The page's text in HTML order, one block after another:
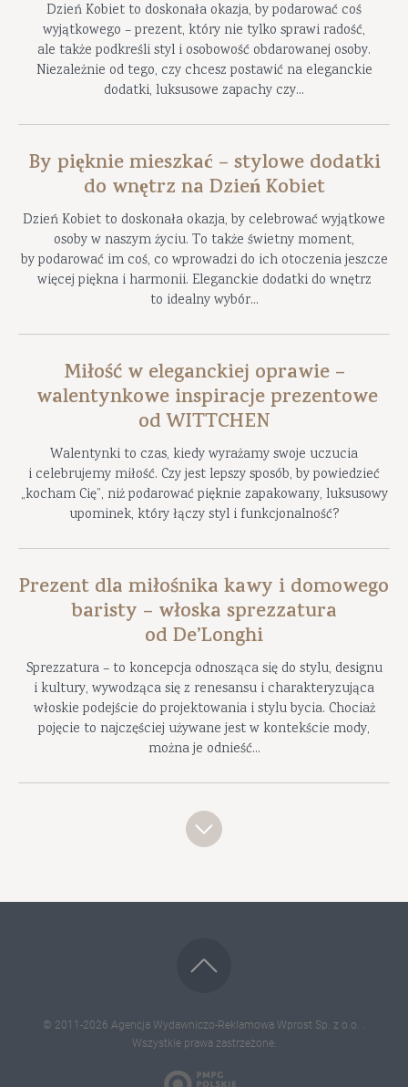
Dzień Kobiet to doskonała okazja, by podarować coś
wyjątkowego – prezent, który nie tylko sprawi radość,
ale także podkreśli styl i osobowość obdarowanej osoby.
Niezależnie od tego, czy chcesz postawić na eleganckie
dodatki, luksusowe zapachy czy...
By pięknie mieszkać – stylowe dodatki
do wnętrz na Dzień Kobiet
Dzień Kobiet to doskonała okazja, by celebrować wyjątkowe
osoby w naszym życiu. To także świetny moment,
by podarować im coś, co wprowadzi do ich otoczenia jeszcze
więcej piękna i harmonii. Eleganckie dodatki do wnętrz
to idealny wybór...
Miłość w eleganckiej oprawie –
walentynkowe inspiracje prezentowe
od WITTCHEN
Walentynki to czas, kiedy wyrażamy swoje uczucia
i celebrujemy miłość. Czy jest lepszy sposób, by powiedzieć
„kocham Cię”, niż podarować pięknie zapakowany, luksusowy
upominek, który łączy styl i funkcjonalność?
Prezent dla miłośnika kawy i domowego
baristy – włoska sprezzatura
od De’Longhi
Sprezzatura – to koncepcja odnosząca się do stylu, designu
i kultury, wywodząca się z renesansu i charakteryzująca
włoskie podejście do projektowania i stylu bycia. Chociaż
pojęcie to najczęściej używane jest w kontekście mody,
można je odnieść...
© 2011-2026 Agencja Wydawniczo-Reklamowa Wprost Sp. z o.o. .
Wszystkie prawa zastrzeżone.